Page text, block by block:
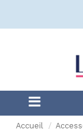
Accueil